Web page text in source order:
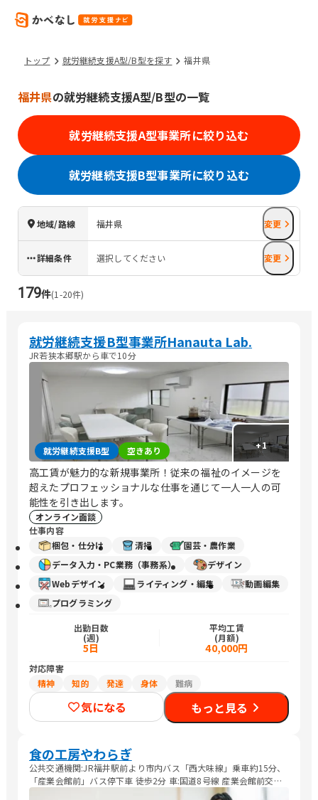
トップ 就労継続支援A型/B型を探す 福井県
福井県の就労継続支援A型/B型の一覧
就労継続支援A型事業所に絞り込む
就労継続支援B型事業所に絞り込む
地域/路線 福井県 変更
詳細条件 選択してください 変更
179件(1 -20件)
就労継続支援B型事業所Hanauta Lab.
JR若狭本郷駅から車で10分
+1
就労継続支援B型 空きあり
高工賃が魅力的な新規事業所！従来の福祉のイメージを
超えたプロフェッショナルな仕事を通じて一人一人の可
能性を引き出します。
オンライン面談
仕事内容
梱包・仕分け
清掃
園芸・農作業
データ入力・PC業務（事務系）
デザイン
Webデザイン
ライティング・編集
動画編集
プログラミング
出勤日数
(週)
5日
平均工賃
(月額)
40,000円
対応障害
精神
知的 発達 身体 難病
気になる もっと見る
食の工房やわらぎ
公共交通機関:JR福井駅前より市内バス「西大味線」乗車約15分、
「産業会館前」バス停下車 徒歩2分 車:国道8号線 産業会館前交差
点を東へ300m、ユーアイふくい手前交差点を東へ200m